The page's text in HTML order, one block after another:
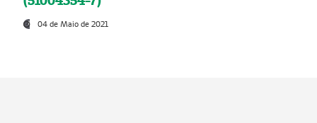
04 de Maio de 2021